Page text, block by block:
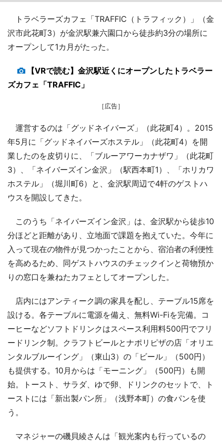
トラベラーズカフェ「TRAFFIC（トラフィック）」（金
沢市此花町3）が金沢駅兼六園口から徒歩約3分の場所に
オープンして1カ月がたった。
【VRで読む】金沢駅近くにオープンしたトラベラー
ズカフェ「TRAFFIC」
［広告］
運営するのは「グッドネイバーズ」（此花町4）。2015
年5月に「グッドネイバーズホステル」（此花町4）を開
業したのを皮切りに、「ブルーアワーカナザワ」（此花町
3）、「ネイバーズイン金沢」（駅西本町1）、「ホリカワ
ホステル」（堀川町6）と、金沢駅周辺で4軒のゲストハ
ウスを開設してきた。
このうち「ネイバーズイン金沢」は、金沢駅から徒歩10
分ほどと距離があり、立地面で課題を抱えていた。今年に
入って現在の物件が見つかったことから、宿泊者の利便性
を高めるため、同ゲストハウスのチェックインと荷物預か
りの窓口を兼ねたカフェとしてオープンした。
店内にはアンティーク調の家具を配し、テーブル15席を
設ける。各テーブルに電源を備え、無料Wi-Fiを完備。コ
ーヒーなどソフトドリンクはスペース利用料500円でフリ
ードリンク制。クラフトビールとナポリピザの店「オリエ
ンタルブルーイング」（東山3）の「ビール」（500円）
も提供する。10月からは「モーニング」（500円）も開
始。トースト、サラダ、ゆで卵、ドリンクのセットで、ト
ーストには「新出製パン所」（浅野本町）の食パンを使
う。
マネジャーの磯貝綾さんは「観光案内も行っているの